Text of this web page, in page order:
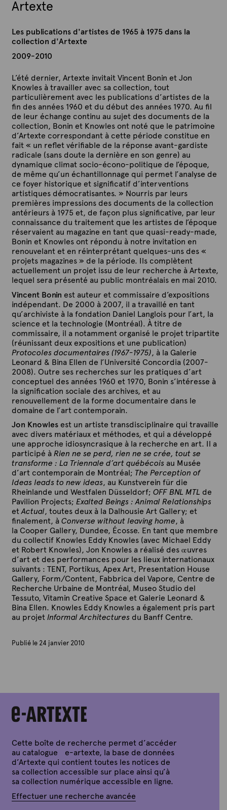
Artexte
Les publications d'artistes de 1965 à 1975 dans la
collection d'Artexte
2009-2010
L’été dernier, Artexte invitait Vincent Bonin et Jon
Knowles à travailler avec sa collection, tout
particulièrement avec les publications d’artistes de la
fin des années 1960 et du début des années 1970. Au fil
de leur échange continu au sujet des documents de la
collection, Bonin et Knowles ont noté que le patrimoine
d’Artexte correspondant à cette période constitue en
fait « un reflet vérifiable de la réponse avant-gardiste
radicale (sans doute la dernière en son genre) au
dynamique climat socio-écono-politique de l’époque,
de même qu’un échantillonnage qui permet l’analyse de
ce foyer historique et significatif d’interventions
artistiques démocratisantes. » Nourris par leurs
premières impressions des documents de la collection
antérieurs à 1975 et, de façon plus significative, par leur
connaissance du traitement que les artistes de l’époque
réservaient au magazine en tant que quasi-ready-made,
Bonin et Knowles ont répondu à notre invitation en
renouvelant et en réinterprétant quelques-uns des «
projets magazines » de la période. Ils complètent
actuellement un projet issu de leur recherche à Artexte,
lequel sera présenté au public montréalais en mai 2010.
Vincent Bonin est auteur et commissaire d’expositions
indépendant. De 2000 à 2007, il a travaillé en tant
qu’archiviste à la fondation Daniel Langlois pour l’art, la
science et la technologie (Montréal). À titre de
commissaire, il a notamment organisé le projet tripartite
(réunissant deux expositions et une publication)
Protocoles documentaires (1967-1975), à la Galerie
Leonard & Bina Ellen de l’Université Concordia (2007-
2008). Outre ses recherches sur les pratiques d’art
conceptuel des années 1960 et 1970, Bonin s’intéresse à
la signification sociale des archives, et au
renouvellement de la forme documentaire dans le
domaine de l’art contemporain.
Jon Knowlesest un artiste transdisciplinaire qui travaille
avec divers matériaux et méthodes, et qui a développé
une approche idiosyncrasique à la recherche en art. Il a
participé à Rien ne se perd, rien ne se crée, tout se
transforme : La Triennale d’art québécoisau Musée
d’art contemporain de Montréal; The Perception of
Ideas leads to new ideas, au Kunstverein für die
Rheinlande und Westfalen Düsseldorf; OFF BNL MTL de
Pavilion Projects; Exalted Beings : Animal Relationships
etActual, toutes deux à la Dalhousie Art Gallery; et
finalement, à Converse without leaving home, à
la Cooper Gallery, Dundee, Écosse. En tant que membre
du collectif Knowles Eddy Knowles (avec Michael Eddy
et Robert Knowles), Jon Knowles a réalisé des œuvres
d’art et des performances pour les lieux internationaux
suivants : TENT, Portikus, Apex Art, Presentation House
Gallery, Form/Content, Fabbrica del Vapore, Centre de
Recherche Urbaine de Montréal, Museo Studio del
Tessuto, Vitamin Creative Space et Galerie Leonard &
Bina Ellen. Knowles Eddy Knowles a également pris part
au projet Informal Architecturesdu Banff Centre.
Publié le 24 janvier 2010
e
x
e
Cette boîte de recherche permet d’accéder
au catalogue e-artexte, la base de données
d’Artexte qui contient toutes les notices de
sa collection accessible sur place ainsi qu’à
sa collection numérique accessible en ligne.
Effectuer une recherche avancée